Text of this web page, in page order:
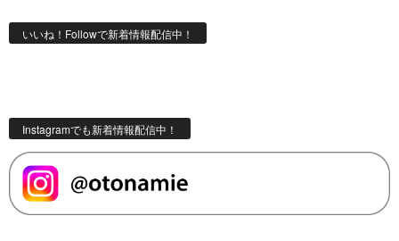
いいね！Followで新着情報配信中！
Instagramでも新着情報配信中！